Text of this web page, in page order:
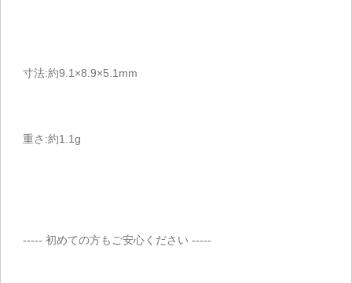
寸法:約9.1×8.9×5.1mm
重さ:約1.1g
----- 初めての方もご安心ください -----